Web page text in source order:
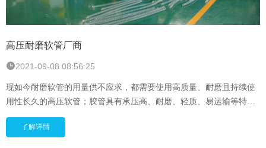
高压耐磨软管厂商
2021-09-08 08:56:25
现如今耐磨软管的用量供不应求，都需要使用高质量、耐磨且持续使
用性长久的高压软管；胶管具有承压高、耐磨、轻质、易运输等特
点。钢丝软管、卷绕软管均具有高耐磨性、高持久
了解详情